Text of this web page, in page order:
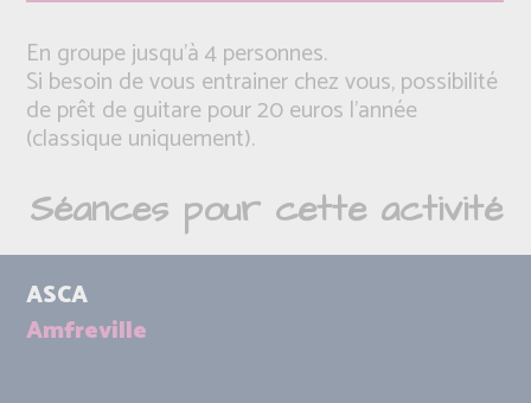
En groupe jusqu'à 4 personnes.
Si besoin de vous entrainer chez vous, possibilité
de prêt de guitare pour 20 euros l'année
(classique uniquement).
Séances pour cette activité
ASCA
Amfreville